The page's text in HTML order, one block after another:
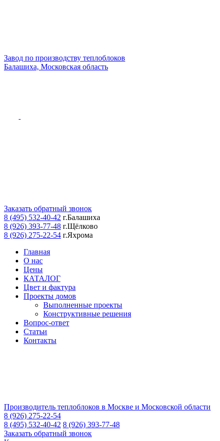
Завод по производству теплоблоков
Балашиха, Московская область
Заказать обратный звонок
8 (495) 532-40-42 г.Балашиха
8 (926) 393-77-48 г.Щёлково
8 (926) 275-22-54 г.Яхрома
Главная
О нас
Цены
КАТАЛОГ
Цвет и фактура
Проекты домов
Выполненные проекты
Конструктивные решения
Вопрос-ответ
Статьи
Контакты
Производитель теплоблоков в Москве и Московской области
8 (926) 275-22-54
8 (495) 532-40-42 8 (926) 393-77-48
Заказать обратный звонок